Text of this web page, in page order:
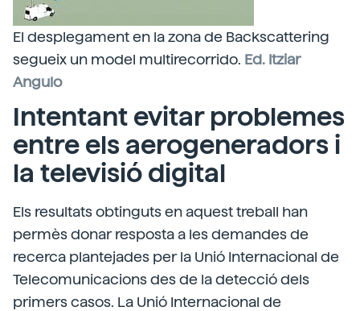
El desplegament en la zona de Backscattering
segueix un model multirecorrido. Ed. Itziar
Angulo
Intentant evitar problemes
entre els aerogeneradors i
la televisió digital
Els resultats obtinguts en aquest treball han
permès donar resposta a les demandes de
recerca plantejades per la Unió Internacional de
Telecomunicacions des de la detecció dels
primers casos. La Unió Internacional de